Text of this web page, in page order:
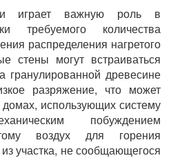
играет важную роль в
требуемого количества
распределения нагретого
стены могут встраиваться
гранулированной древесине
разряжение, что может
использующих систему
побуждением
воздух для горения
участка, не сообщающегося